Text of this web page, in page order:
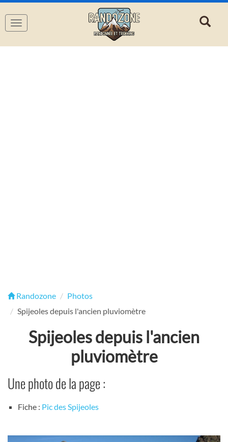
Navigation
Randozone
Photos
Spijeoles depuis l'ancien pluviomètre
Spijeoles depuis l'ancien
pluviomètre
Une photo de la page :
Fiche : Pic des Spijeoles